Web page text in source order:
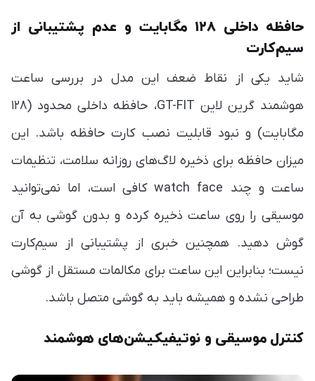
حافظه داخلی ۱۲۸ مگابایت و عدم پشتیبانی از
سیم‌کارت
شاید یکی از نقاط ضعف این مدل در بررسی ساعت
هوشمند گرین لاین GT-FIT، حافظه داخلی محدود (۱۲۸
مگابایت) و نبود قابلیت نصب کارت حافظه باشد. این
میزان حافظه برای ذخیره لاگ‌های روزانه سلامت، تنظیمات
ساعت و چند watch face کافی است، اما نمی‌توانید
موسیقی را روی ساعت ذخیره کرده و بدون گوشی به آن
گوش دهید. همچنین خبری از پشتیبانی از سیم‌کارت
نیست؛ بنابراین این ساعت برای مکالمات مستقل از گوشی
طراحی نشده و همیشه باید به گوشی متصل باشد.
کنترل موسیقی و نوتیفیکیشن‌های هوشمند